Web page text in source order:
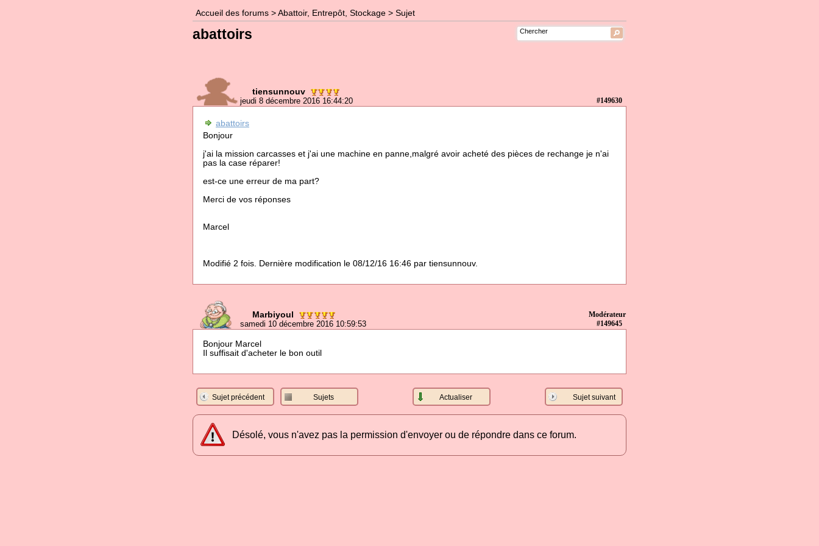
Accueil des forums > Abattoir, Entrepôt, Stockage > Sujet
abattoirs
tiensunnouv
jeudi 8 décembre 2016 16:44:20
#149630
abattoirs
Bonjour
j'ai la mission carcasses et j'ai une machine en panne,malgré avoir acheté des pièces de rechange je n'ai
pas la case réparer!
est-ce une erreur de ma part?
Merci de vos réponses
Marcel
Modifié 2 fois. Dernière modification le 08/12/16 16:46 par tiensunnouv.
Marbiyoul
samedi 10 décembre 2016 10:59:53
Modérateur
#149645
Bonjour Marcel
Il suffisait d'acheter le bon outil
Sujet précédent Sujets Actualiser Sujet suivant
Désolé, vous n'avez pas la permission d'envoyer ou de répondre dans ce forum.